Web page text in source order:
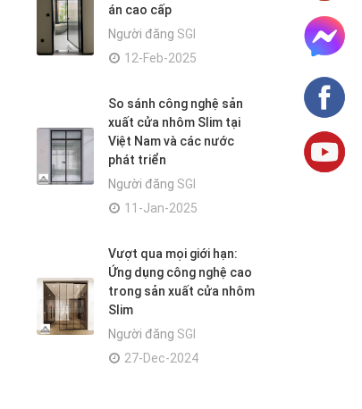
án cao cấp
Người đăng SGI
12-Feb-2025
So sánh công nghệ sản
xuất cửa nhôm Slim tại
Việt Nam và các nước
phát triển
Người đăng SGI
11-Jan-2025
Vượt qua mọi giới hạn:
Ứng dụng công nghệ cao
trong sản xuất cửa nhôm
Slim
Người đăng SGI
27-Dec-2024